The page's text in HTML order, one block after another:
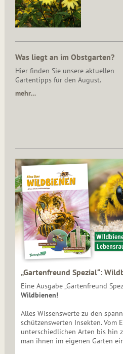
Was liegt an im Obstgarten?
Hier finden Sie unsere aktuellen
Gartentipps für den August.
mehr…
„Gartenfreund Spezial“:
Eine Ausgabe „Gartenfreund
Wildbienen!
Alles Wissenswerte zu den
schützenswerten Insekten. Vom
unterschiedlichen Arten bis hin
man ihnen im eigenen Garten